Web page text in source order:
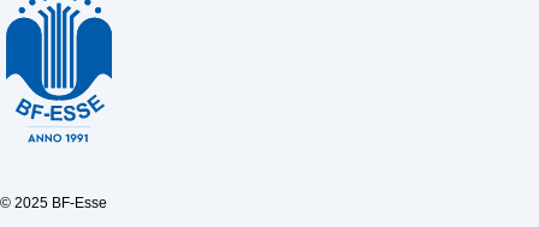
© 2025 BF-Esse